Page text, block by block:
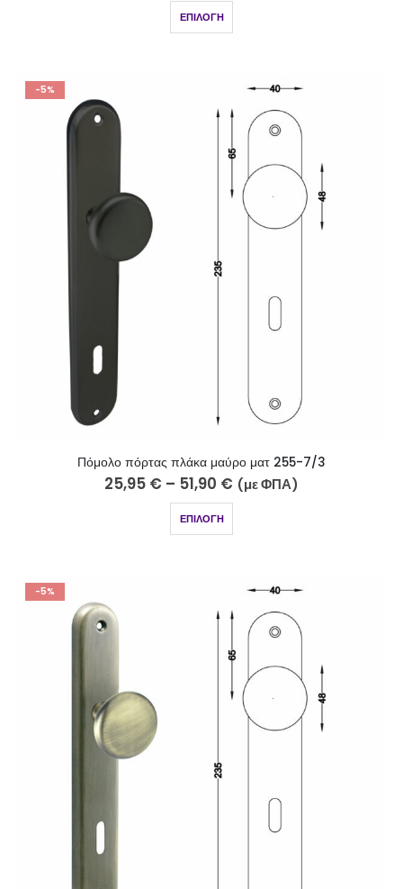
ΕΠΙΛΟΓΉ
-5%
Πόμολο πόρτας πλάκα μαύρο ματ 255-7/3
25,95 € – 51,90 € (με ΦΠΑ)
ΕΠΙΛΟΓΉ
-5%